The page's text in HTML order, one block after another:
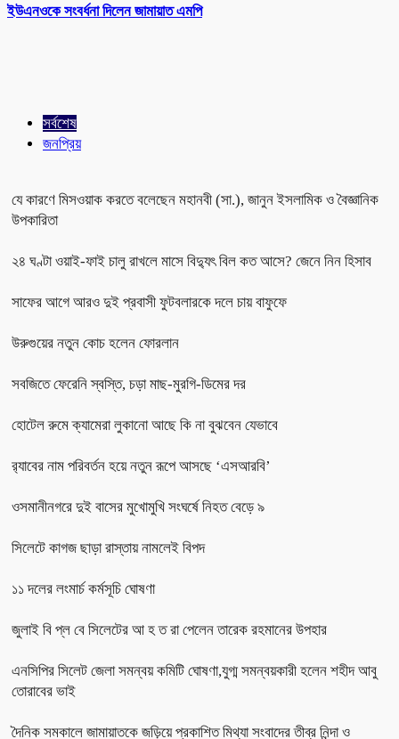
ইউএনওকে সংবর্ধনা দিলেন জামায়াত এমপি
সর্বশেষ
জনপ্রিয়
যে কারণে মিসওয়াক করতে বলেছেন মহানবী (সা.), জানুন ইসলামিক ও বৈজ্ঞানিক
উপকারিতা
২৪ ঘণ্টা ওয়াই-ফাই চালু রাখলে মাসে বিদ্যুৎ বিল কত আসে? জেনে নিন হিসাব
সাফের আগে আরও দুই প্রবাসী ফুটবলারকে দলে চায় বাফুফে
উরুগুয়ের নতুন কোচ হলেন ফোরলান
সবজিতে ফেরেনি স্বস্তি, চড়া মাছ-মুরগি-ডিমের দর
হোটেল রুমে ক্যামেরা লুকানো আছে কি না বুঝবেন যেভাবে
র‌্যাবের নাম পরিবর্তন হয়ে নতুন রূপে আসছে ‘এসআরবি’
ওসমানীনগরে দুই বাসের মুখোমুখি সংঘর্ষে নিহত বেড়ে ৯
সিলেটে কাগজ ছাড়া রাস্তায় নামলেই বিপদ
১১ দলের লংমার্চ কর্মসূচি ঘোষণা
জুলাই বি প্ল বে সিলেটের আ হ ত রা পেলেন তারেক রহমানের উপহার
এনসিপির সিলেট জেলা সমন্বয় কমিটি ঘোষণা,যুগ্ম সমন্বয়কারী হলেন শহীদ আবু
তোরাবের ভাই
দৈনিক সমকালে জামায়াতকে জড়িয়ে প্রকাশিত মিথ্যা সংবাদের তীব্র নিন্দা ও